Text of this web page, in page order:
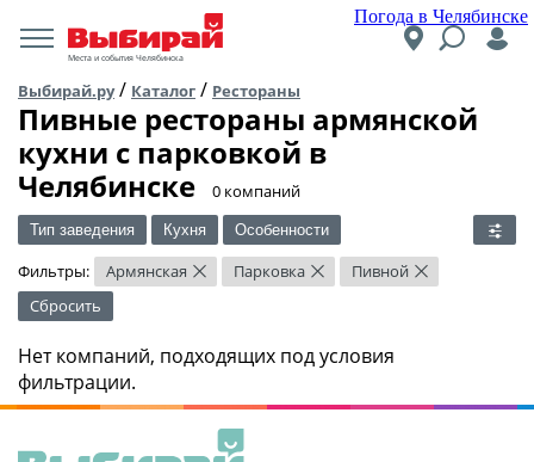
Погода в Челябинске
Места и события Челябинска
Выбирай.ру/ Каталог / Рестораны
Пивные рестораны армянской
кухни c парковкой в
Челябинске
​0 компаний
Тип заведения Кухня Особенности
Фильтры: Армянская × Парковка × Пивной ×
Сбросить
Нет компаний, подходящих под условия
фильтрации.